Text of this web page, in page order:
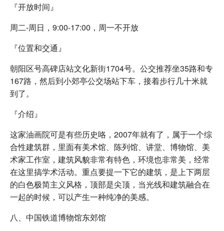
『开放时间』
周二-周日，9:00-17:00，周一不开放
『位置和交通』
朝阳区号高碑店站文化新街1704号。公交推荐坐35路和专
167路，然后到小郊亭公交场站下车，接着步行几十米就
到了。
『介绍』
这家油画院可是有些历史咯，2007年就有了，属于一个综
合性建筑群，里面有美术馆、陈列馆、讲堂、博物馆、美
术家工作室，建筑风貌非常有特色，环境也非常美，经常
在这里搞学术活动。重点要提一下它的建筑，是上下两层
的白色极简主义风格，顶部是尖顶，当光线和建筑融合在
一起的时候，可以产生一种纯净的美感。
八、中国铁道博物馆东郊馆